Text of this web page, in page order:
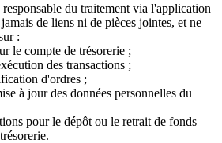
du traitement via l'application
de liens ni de pièces jointes, et ne
:
le compte de trésorerie ;
des transactions ;
d'ordres ;
à jour des données personnelles du
pour le dépôt ou le retrait de fonds